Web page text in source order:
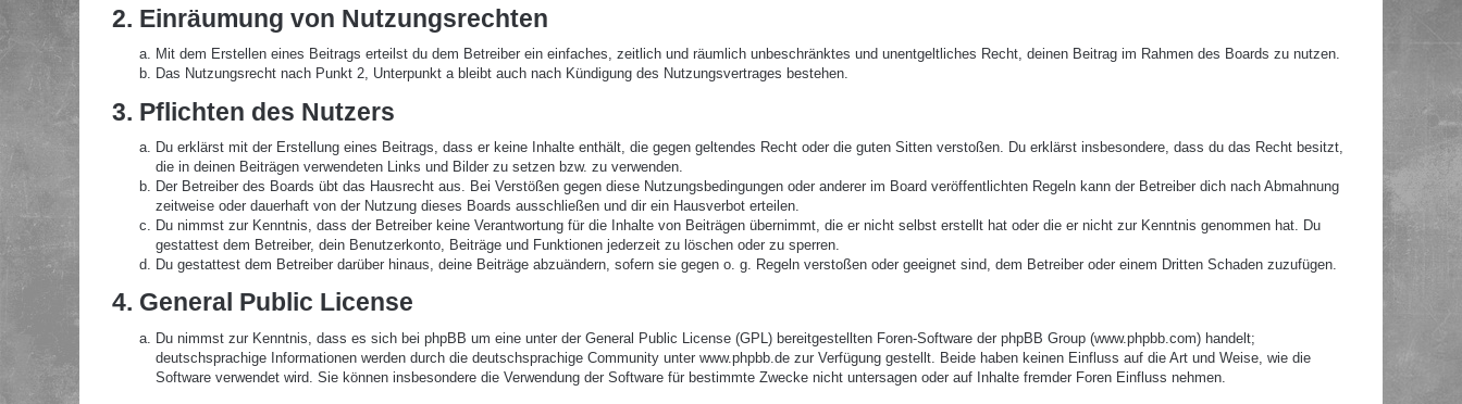
2. Einräumung von Nutzungsrechten
Mit dem Erstellen eines Beitrags erteilst du dem Betreiber ein einfaches, zeitlich und räumlich unbeschränktes und unentgeltliches Recht, deinen Beitrag im Rahmen des Boards zu nutzen.
Das Nutzungsrecht nach Punkt 2, Unterpunkt a bleibt auch nach Kündigung des Nutzungsvertrages bestehen.
3. Pflichten des Nutzers
Du erklärst mit der Erstellung eines Beitrags, dass er keine Inhalte enthält, die gegen geltendes Recht oder die guten Sitten verstoßen. Du erklärst insbesondere, dass du das Recht besitzt,
die in deinen Beiträgen verwendeten Links und Bilder zu setzen bzw. zu verwenden.
Der Betreiber des Boards übt das Hausrecht aus. Bei Verstößen gegen diese Nutzungsbedingungen oder anderer im Board veröffentlichten Regeln kann der Betreiber dich nach Abmahnung
zeitweise oder dauerhaft von der Nutzung dieses Boards ausschließen und dir ein Hausverbot erteilen.
Du nimmst zur Kenntnis, dass der Betreiber keine Verantwortung für die Inhalte von Beiträgen übernimmt, die er nicht selbst erstellt hat oder die er nicht zur Kenntnis genommen hat. Du
gestattest dem Betreiber, dein Benutzerkonto, Beiträge und Funktionen jederzeit zu löschen oder zu sperren.
Du gestattest dem Betreiber darüber hinaus, deine Beiträge abzuändern, sofern sie gegen o. g. Regeln verstoßen oder geeignet sind, dem Betreiber oder einem Dritten Schaden zuzufügen.
4. General Public License
Du nimmst zur Kenntnis, dass es sich bei phpBB um eine unter der General Public License (GPL) bereitgestellten Foren-Software der phpBB Group (www.phpbb.com) handelt;
deutschsprachige Informationen werden durch die deutschsprachige Community unter www.phpbb.de zur Verfügung gestellt. Beide haben keinen Einfluss auf die Art und Weise, wie die
Software verwendet wird. Sie können insbesondere die Verwendung der Software für bestimmte Zwecke nicht untersagen oder auf Inhalte fremder Foren Einfluss nehmen.